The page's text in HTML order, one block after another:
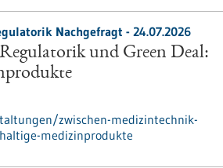
Nachgefragt - 24.07.2026
und Green Deal:
zwischen-medizintechnik-
medizinprodukte